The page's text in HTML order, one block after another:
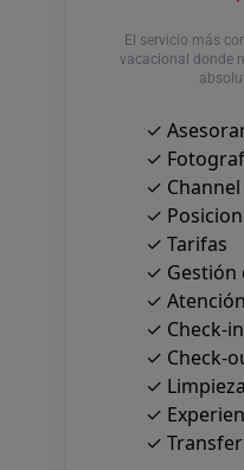
El servicio más
vacacional donde
✓
✓
✓
✓
✓ Tarifas
✓ Gestión
✓
✓ Check-in
✓ Check-
✓
✓
✓ Transfer